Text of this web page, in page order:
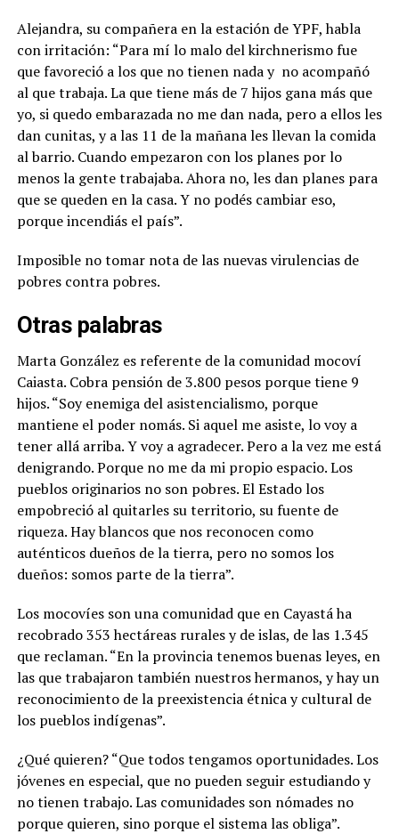
Alejandra, su compañera en la estación de YPF, habla
con irritación: “Para mí lo malo del kirchnerismo fue
que favoreció a los que no tienen nada y no acompañó
al que trabaja. La que tiene más de 7 hijos gana más que
yo, si quedo embarazada no me dan nada, pero a ellos les
dan cunitas, y a las 11 de la mañana les llevan la comida
al barrio. Cuando empezaron con los planes por lo
menos la gente trabajaba. Ahora no, les dan planes para
que se queden en la casa. Y no podés cambiar eso,
porque incendiás el país”.
Imposible no tomar nota de las nuevas virulencias de
pobres contra pobres.
Otras palabras
Marta González es referente de la comunidad mocoví
Caiasta. Cobra pensión de 3.800 pesos porque tiene 9
hijos.“Soy enemiga del asistencialismo, porque
mantiene el poder nomás. Si aquel me asiste, lo voy a
tener allá arriba. Y voy a agradecer. Pero a la vez me está
denigrando. Porque no me da mi propio espacio. Los
pueblos originarios no son pobres. El Estado los
empobreció al quitarles su territorio, su fuente de
riqueza. Hay blancos que nos reconocen como
auténticos dueños de la tierra, pero no somos los
dueños: somos parte de la tierra”.
Los mocovíes son una comunidad que en Cayastá ha
recobrado 353 hectáreas rurales y de islas, de las 1.345
que reclaman. “En la provincia tenemos buenas leyes, en
las que trabajaron también nuestros hermanos, y hay un
reconocimiento de la preexistencia étnica y cultural de
los pueblos indígenas”.
¿Qué quieren? “Que todos tengamos oportunidades. Los
jóvenes en especial, que no pueden seguir estudiando y
no tienen trabajo. Las comunidades son nómades no
porque quieren, sino porque el sistema las obliga”.